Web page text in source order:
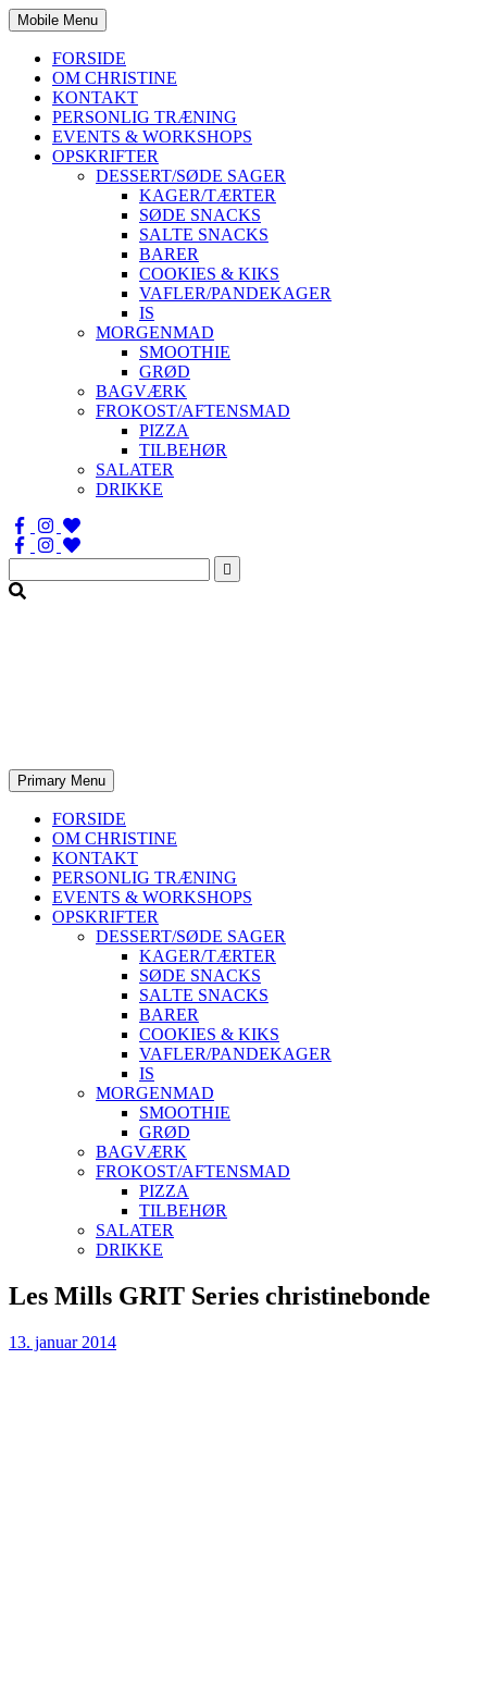
Mobile Menu
FORSIDE
OM CHRISTINE
KONTAKT
PERSONLIG TRÆNING
EVENTS & WORKSHOPS
OPSKRIFTER
DESSERT/SØDE SAGER
KAGER/TÆRTER
SØDE SNACKS
SALTE SNACKS
BARER
COOKIES & KIKS
VAFLER/PANDEKAGER
IS
MORGENMAD
SMOOTHIE
GRØD
BAGVÆRK
FROKOST/AFTENSMAD
PIZZA
TILBEHØR
SALATER
DRIKKE
Søg
efter:
Primary Menu
FORSIDE
OM CHRISTINE
KONTAKT
PERSONLIG TRÆNING
EVENTS & WORKSHOPS
OPSKRIFTER
DESSERT/SØDE SAGER
KAGER/TÆRTER
SØDE SNACKS
SALTE SNACKS
BARER
COOKIES & KIKS
VAFLER/PANDEKAGER
IS
MORGENMAD
SMOOTHIE
GRØD
BAGVÆRK
FROKOST/AFTENSMAD
PIZZA
TILBEHØR
SALATER
DRIKKE
Skip
to
Les Mills GRIT Series christinebonde
13. januar 2014